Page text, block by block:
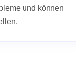
und können